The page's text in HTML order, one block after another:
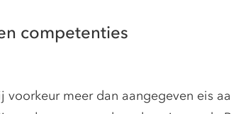
competenties
voorkeur meer dan aangegeven eis